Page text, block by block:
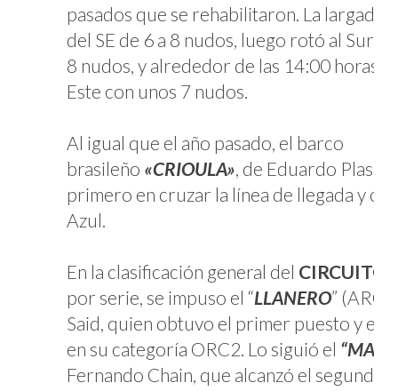
pasados que se rehabilitaron. La largada
del SE de 6 a 8 nudos, luego rotó al Sur,
8 nudos, y alrededor de las 14:00 horas
Este con unos 7 nudos.
Al igual que el año pasado, el barco
brasileño «CRIOULA» , de Eduardo Plass,
primero en cruzar la línea de llegada y
Azul.
En la clasificación general del CIRCUITO
por serie, se impuso el “LLANERO”
Said, quien obtuvo el primer puesto y el
en su categoría ORC2. Lo siguió el “MAC”
Fernando Chain, que alcanzó el segundo